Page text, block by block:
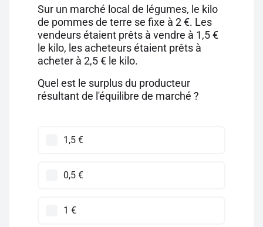
Pour profiter de 10 contenus offerts.
Sur un marché local de légumes, le kilo
de pommes de terre se fixe à 2 €. Les
vendeurs étaient prêts à vendre à 1,5 €
le kilo, les acheteurs étaient prêts à
acheter à 2,5 € le kilo.
Quel est le surplus du producteur
résultant de l'équilibre de marché ?
1,5 €
0,5 €
1 €